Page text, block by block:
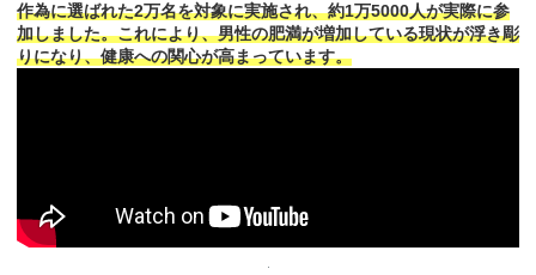
作為に選ばれた2万名を対象に実施され、約1万5000人が実際に参
加しました。これにより、男性の肥満が増加している現状が浮き彫
りになり、健康への関心が高まっています。